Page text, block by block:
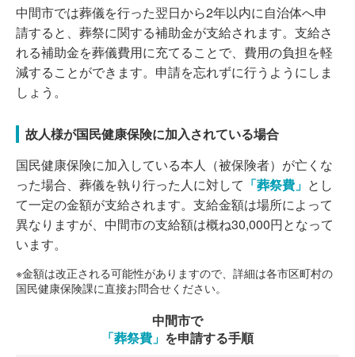
中間市では葬儀を行った翌日から2年以内に自治体へ申
請すると、葬祭に関する補助金が支給されます。支給さ
れる補助金を葬儀費用に充てることで、費用の負担を軽
減することができます。申請を忘れずに行うようにしま
しょう。
故人様が国民健康保険に加入されている場合
国民健康保険に加入している本人（被保険者）が亡くな
った場合、葬儀を執り行った人に対して 「葬祭費」 とし
て一定の金額が支給されます。支給金額は場所によって
異なりますが、中間市の支給額は概ね30,000円となって
います。
※金額は改正される可能性がありますので、詳細は各市区町村の
国民健康保険課に直接お問合せください。
中間市で
「葬祭費」 を申請する手順